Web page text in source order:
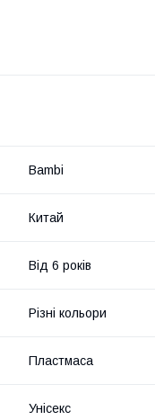
Bambi
Китай
Від 6 років
Різні кольори
Пластмаса
Унісекс